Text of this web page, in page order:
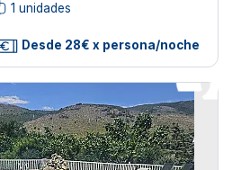
1 unidades
Desde 28€ x persona/noche